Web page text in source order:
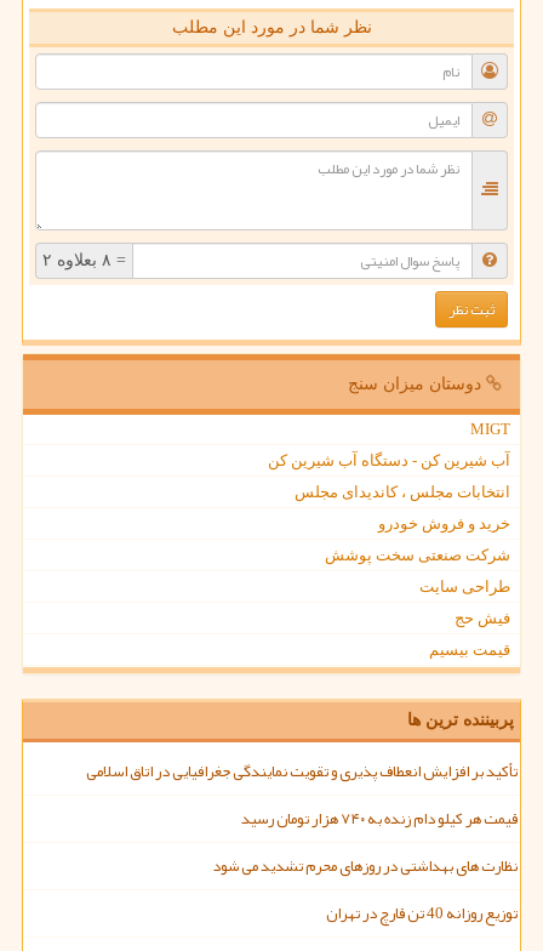
نظر شما در مورد این مطلب
= ۸ بعلاوه ۲
دوستان میزان سنج
MIGT
آب شیرین کن - دستگاه آب شیرین کن
انتخابات مجلس ، کاندیدای مجلس
خرید و فروش خودرو
شرکت صنعتی سخت پوشش
طراحی سایت
فیش حج
قیمت بیسیم
پربیننده ترین ها
تأکید بر افزایش انعطاف پذیری و تقویت نمایندگی جغرافیایی در اتاق اسلامی
قیمت هر کیلو دام زنده به ۷۴۰ هزار تومان رسید
نظارت های بهداشتی در روزهای محرم تشدید می شود
توزیع روزانه 40 تن قارچ در تهران